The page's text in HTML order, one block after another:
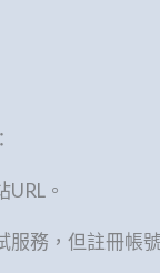
。
務，但註冊帳